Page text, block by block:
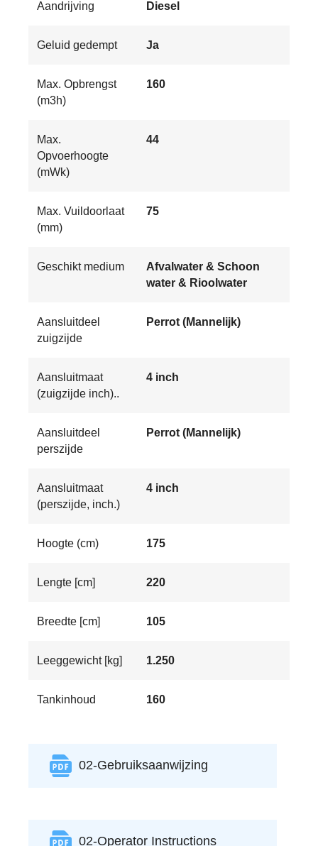
Aandrijving Diesel
Geluid gedempt Ja
Max. Opbrengst
(m3h)
160
Max.
Opvoerhoogte
(mWk)
44
Max. Vuildoorlaat
(mm)
75
Geschikt medium
Afvalwater & Schoon
water & Rioolwater
Aansluitdeel
zuigzijde
Perrot (Mannelijk)
Aansluitmaat
(zuigzijde inch)..
4 inch
Aansluitdeel
perszijde
Perrot (Mannelijk)
Aansluitmaat
(perszijde, inch.)
4 inch
Hoogte (cm) 175
Lengte [cm] 220
Breedte [cm] 105
Leeggewicht [kg] 1.250
Tankinhoud 160
02-Gebruiksaanwijzing
02-Operator Instructions